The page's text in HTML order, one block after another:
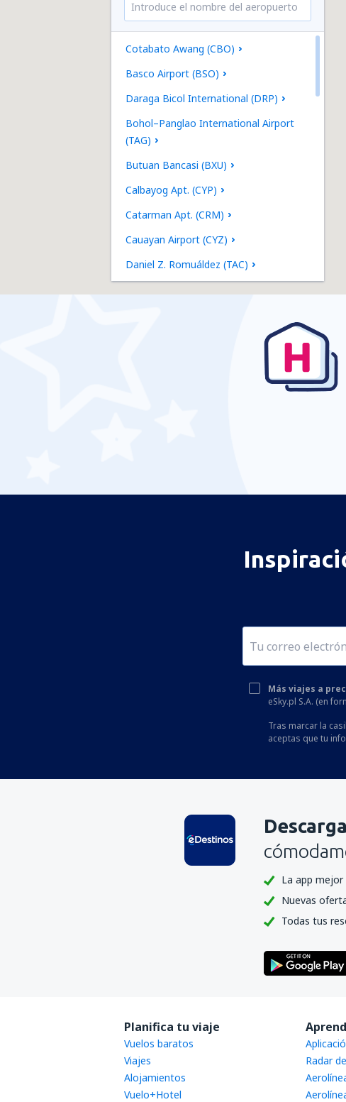
Cotabato Awang (CBO)
Basco Airport (BSO)
Daraga Bicol International (DRP)
Bohol–Panglao International Airport
(TAG)
Butuan Bancasi (BXU)
Calbayog Apt. (CYP)
Catarman Apt. (CRM)
Cauayan Airport (CYZ)
Daniel Z. Romuáldez (TAC)
Busuanga Francisco B. Reyes (USU)
Siargao Airport (IAO)
Bacolod Silay (BCD)
Más viajes a
eSky.pl S.A. (en
Tras marcar la
aceptas que tu
La app
Nuevas
Todas tus
Planifica tu viaje
Vuelos baratos
Viajes
Alojamientos
Vuelo+Hotel
Radar